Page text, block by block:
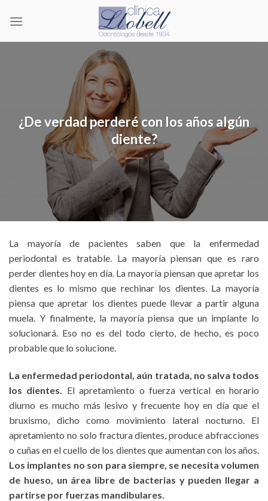
¿De verdad perderé con los años algún
diente?
La mayoría de pacientes saben que la enfermedad
periodontal es tratable. La mayoría piensan que es raro
perder dientes hoy en día. La mayoría piensan que apretar los
dientes es lo mismo que rechinar los dientes. La mayoría
piensa que apretar los dientes puede llevar a partir alguna
muela. Y finalmente, la mayoría piensa que un implante lo
solucionará. Eso no es del todo cierto, de hecho, es poco
probable que lo solucione.
La enfermedad periodontal, aún tratada, no salva todos
los dientes.
El apretamiento o fuerza vertical en horario
diurno es mucho más lesivo y frecuente hoy en día que el
bruxismo, dicho como movimiento lateral nocturno. El
apretamiento no solo fractura dientes, produce abfracciones
o cuñas en el cuello de los dientes que aumentan con los años.
Los implantes no son para siempre, se necesita volumen
de hueso, un área libre de bacterias y pueden llegar a
partirse por fuerzas mandibulares.